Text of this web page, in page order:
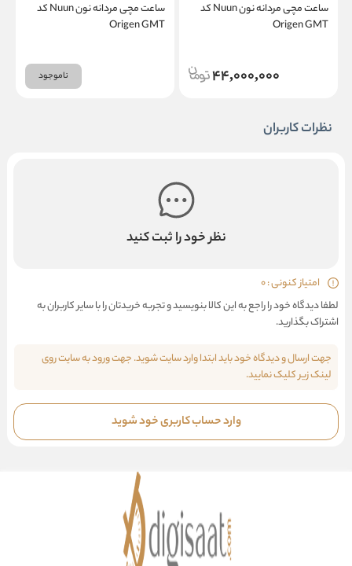
ساعت مچی مردانه نون Nuun کد
Origen GMT
44,000,000
ساعت مچی مردانه نون Nuun کد
Origen GMT
ناموجود
نظرات کاربران
نظر خود را ثبت کنید
امتیاز کنونی : 0
لطفا دیدگاه خود را راجع به این کالا بنویسید و تجربه خریدتان را با سایر کاربران به
اشتراک بگذارید.
جهت ارسال و دیدگاه خود باید ابتدا وارد سایت شوید. جهت ورود به سایت روی
لینک زیر کلیک نمایید.
وارد حساب کاربری خود شوید